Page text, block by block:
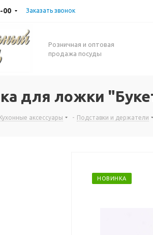
00 Заказать звонок
Розничная и оптовая
продажа посуды
для ложки
Кухонные аксессуары - Подставки и держатели
НОВИНКА